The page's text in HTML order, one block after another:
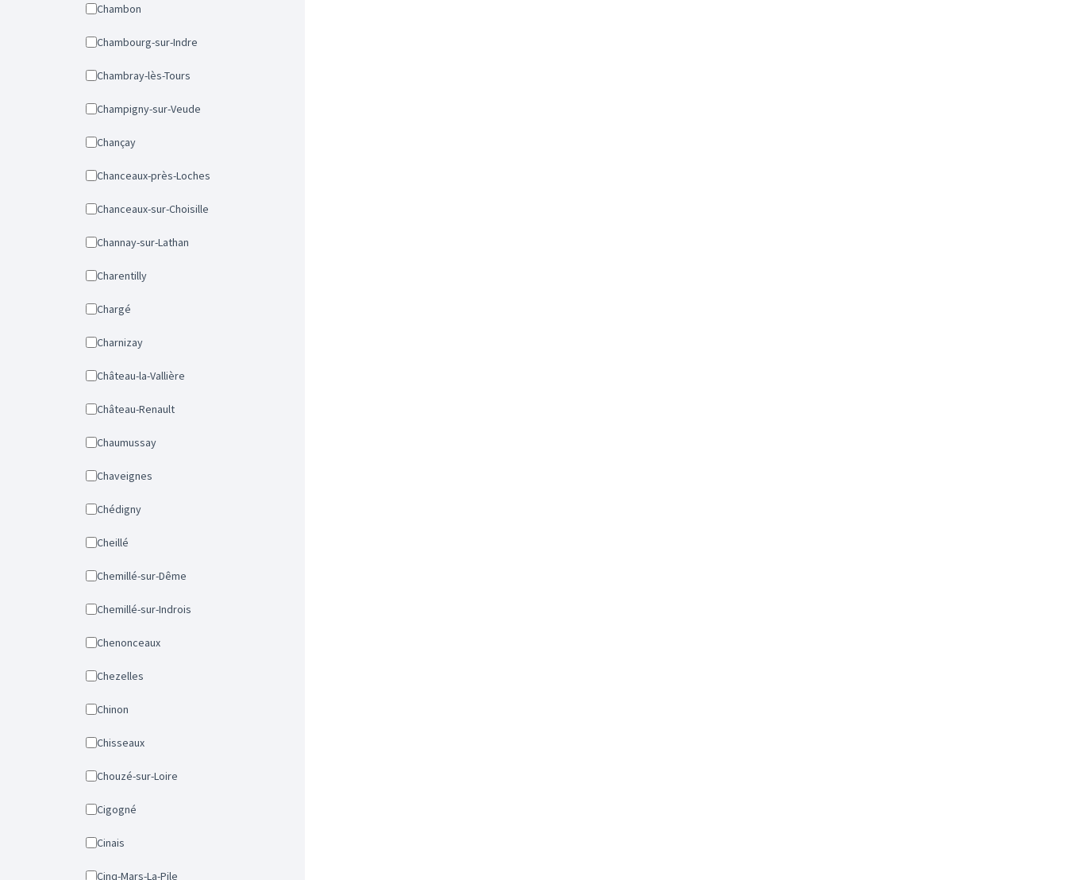
Chambon
Chambourg-sur-Indre
Chambray-lès-Tours
Champigny-sur-Veude
Chançay
Chanceaux-près-Loches
Chanceaux-sur-Choisille
Channay-sur-Lathan
Charentilly
Chargé
Charnizay
Château-la-Vallière
Château-Renault
Chaumussay
Chaveignes
Chédigny
Cheillé
Chemillé-sur-Dême
Chemillé-sur-Indrois
Chenonceaux
Chezelles
Chinon
Chisseaux
Chouzé-sur-Loire
Cigogné
Cinais
Cinq-Mars-La-Pile